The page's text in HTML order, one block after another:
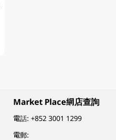
Market Place網店查詢
電話:+852 3001 1299
電郵: